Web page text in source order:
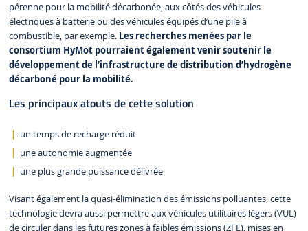
pérenne pour la mobilité décarbonée, aux côtés des véhicules
électriques à batterie ou des véhicules équipés d’une pile à
combustible, par exemple. Les recherches menées par le
consortium HyMot pourraient également venir soutenir le
développement de l’infrastructure de distribution d’hydrogène
décarboné pour la mobilité.
Les principaux atouts de cette solution
un temps de recharge réduit
une autonomie augmentée
une plus grande puissance délivrée
Visant également la quasi-élimination des émissions polluantes, cette
technologie devra aussi permettre aux véhicules utilitaires légers (VUL)
de circuler dans les futures zones à faibles émissions (ZFE), mises en